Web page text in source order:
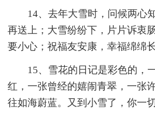
14、去年大雪时，问候两心
再送上；大雪纷纷下，片片诉衷
要小心；祝福友安康，幸福绵绵长
15、雪花的日记是彩色的，
红，一张曾经的嬉闹青翠，一张
往如海蔚蓝。又到小雪了，你一